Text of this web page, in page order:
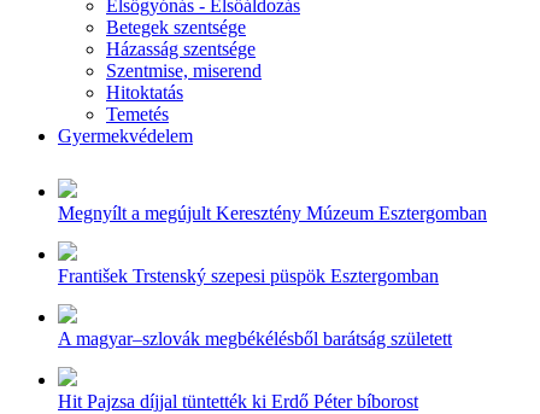
Elsőgyónás - Elsőáldozás
Betegek szentsége
Házasság szentsége
Szentmise, miserend
Hitoktatás
Temetés
Gyermekvédelem
Megnyílt a megújult Keresztény Múzeum Esztergomban
František Trstenský szepesi püspök Esztergomban
A magyar–szlovák megbékélésből barátság született
Hit Pajzsa díjjal tüntették ki Erdő Péter bíborost